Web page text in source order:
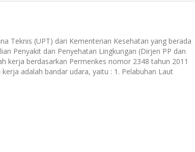
Teknis (UPT) dari Kementerian Kesehatan yang berada
Penyakit dan Penyehatan Lingkungan (Dirjen PP dan
kerja berdasarkan Permenkes nomor 2348 tahun 2011
adalah bandar udara, yaitu : 1. Pelabuhan Laut